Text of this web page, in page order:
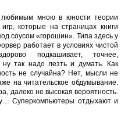
мною в юности теории
которые на страницах книги
соусом «горошин». Типа здесь у
работает в условиях чистой
подкашивает, точнее,
ну так надо лезть и думать. Как
не случайна? Нет, мысли не
на читательское обдумывание.
далеко не высокая вероятность.
Суперкомпьютеры отдыхают и